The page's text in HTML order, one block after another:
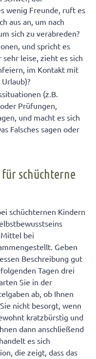
wenig Freunde, ruft es
aus an, um nach
sich zu verabreden?
und spricht es
leise, zieht es sich
im Kontakt mit
(z.B.
Prüfungen,
und macht es sich
Falsches sagen oder
schüchterne
schüchternen Kindern
bei
Geben
Beschreibung gut
Tagen drei
Sie in der
ab, ob Ihnen
nicht besorgt, wenn
kratzbürstig und
dann anschließend
es sich
die zeigt, dass das